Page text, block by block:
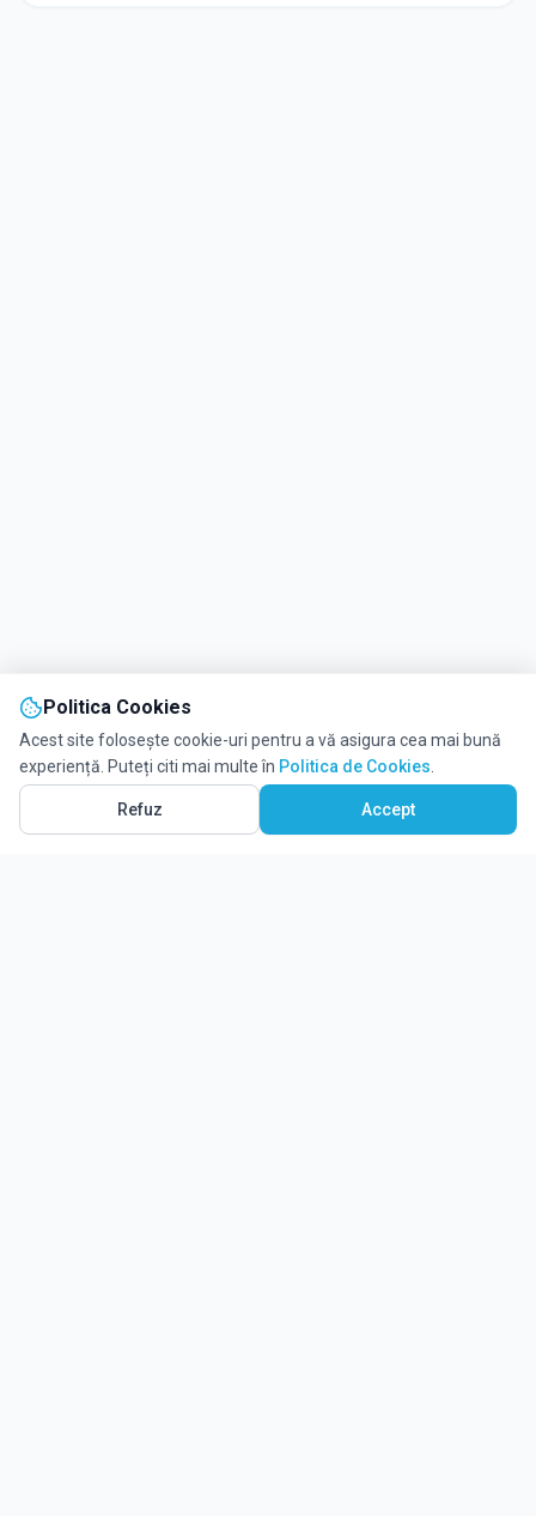
Vezi pe Hartă
Politica Cookies
Acest site folosește cookie-uri pentru a vă asigura cea mai bună
experiență. Puteți citi mai multe în Politica de Cookies
Refuz Accept